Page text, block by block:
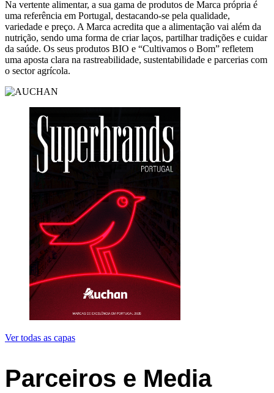
Na vertente alimentar, a sua gama de produtos de Marca própria é
uma referência em Portugal, destacando-se pela qualidade,
variedade e preço. A Marca acredita que a alimentação vai além da
nutrição, sendo uma forma de criar laços, partilhar tradições e cuidar
da saúde. Os seus produtos BIO e “Cultivamos o Bom” refletem
uma aposta clara na rastreabilidade, sustentabilidade e parcerias com
o sector agrícola.
Ver todas as capas
Parceiros e Media